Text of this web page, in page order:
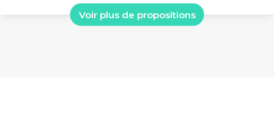
Voir plus de propositions